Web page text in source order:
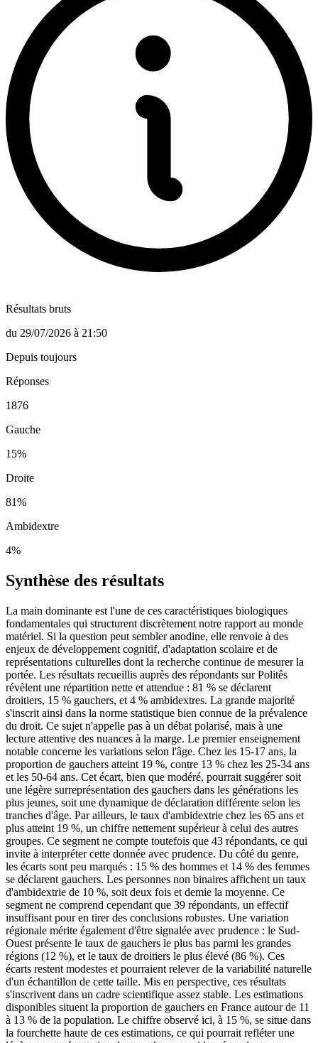
Résultats bruts
du 29/07/2026 à 21:50
Depuis toujours
Réponses
1876
Gauche
15%
Droite
81%
Ambidextre
4%
Synthèse des résultats
La main dominante est l'une de ces caractéristiques biologiques
fondamentales qui structurent discrètement notre rapport au monde
matériel. Si la question peut sembler anodine, elle renvoie à des
enjeux de développement cognitif, d'adaptation scolaire et de
représentations culturelles dont la recherche continue de mesurer la
portée. Les résultats recueillis auprès des répondants sur Politês
révèlent une répartition nette et attendue : 81 % se déclarent
droitiers, 15 % gauchers, et 4 % ambidextres. La grande majorité
s'inscrit ainsi dans la norme statistique bien connue de la prévalence
du droit. Ce sujet n'appelle pas à un débat polarisé, mais à une
lecture attentive des nuances à la marge. Le premier enseignement
notable concerne les variations selon l'âge. Chez les 15-17 ans, la
proportion de gauchers atteint 19 %, contre 13 % chez les 25-34 ans
et les 50-64 ans. Cet écart, bien que modéré, pourrait suggérer soit
une légère surreprésentation des gauchers dans les générations les
plus jeunes, soit une dynamique de déclaration différente selon les
tranches d'âge. Par ailleurs, le taux d'ambidextrie chez les 65 ans et
plus atteint 19 %, un chiffre nettement supérieur à celui des autres
groupes. Ce segment ne compte toutefois que 43 répondants, ce qui
invite à interpréter cette donnée avec prudence. Du côté du genre,
les écarts sont peu marqués : 15 % des hommes et 14 % des femmes
se déclarent gauchers. Les personnes non binaires affichent un taux
d'ambidextrie de 10 %, soit deux fois et demie la moyenne. Ce
segment ne comprend cependant que 39 répondants, un effectif
insuffisant pour en tirer des conclusions robustes. Une variation
régionale mérite également d'être signalée avec prudence : le Sud-
Ouest présente le taux de gauchers le plus bas parmi les grandes
régions (12 %), et le taux de droitiers le plus élevé (86 %). Ces
écarts restent modestes et pourraient relever de la variabilité naturelle
d'un échantillon de cette taille. Mis en perspective, ces résultats
s'inscrivent dans un cadre scientifique assez stable. Les estimations
disponibles situent la proportion de gauchers en France autour de 11
à 13 % de la population. Le chiffre observé ici, à 15 %, se situe dans
la fourchette haute de ces estimations, ce qui pourrait refléter une